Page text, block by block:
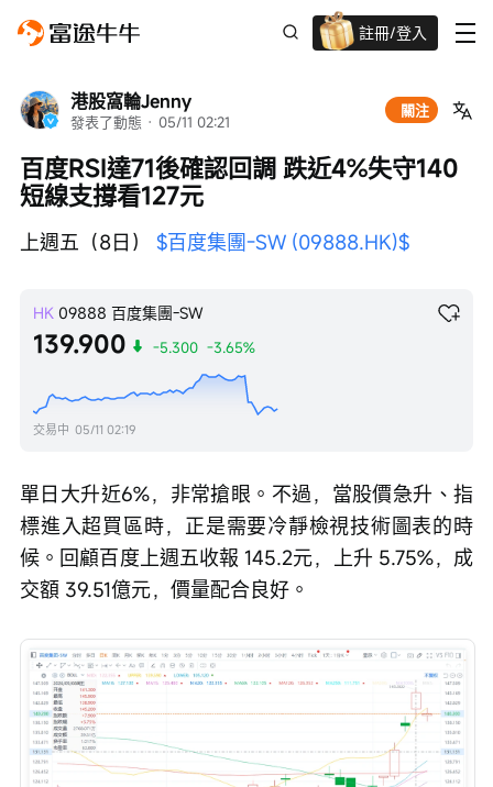
註冊/登入
迎新驚喜賞 股票/BTC等任你揀!
港股窩輪Jenny
發表了動態 · 05/11 02:21
關注
百度RSI達71後確認回調 跌近4%失守140
短線支撐看127元
上週五（8日） $百度集團-SW (09888.HK)$
HK 09888 百度集團-SW
139.900 -5.300 -3.65%
交易中 05/11 02:19
單日大升近6%，非常搶眼。不過，當股價急升、指
標進入超買區時，正是需要冷靜檢視技術圖表的時
候。回顧百度上週五收報 145.2元，上升 5.75%，成
交額 39.51億元，價量配合良好。